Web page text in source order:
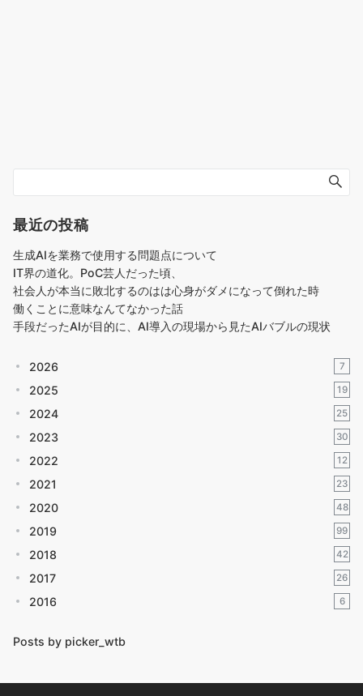
最近の投稿
生成AIを業務で使用する問題点について
IT界の道化。PoC芸人だった頃、
社会人が本当に敗北するのはは心身がダメになって倒れた時
働くことに意味なんてなかった話
手段だったAIが目的に、AI導入の現場から見たAIバブルの現状
2026 7
2025 19
2024 25
2023 30
2022 12
2021 23
2020 48
2019 99
2018 42
2017 26
2016 6
Posts by picker_wtb